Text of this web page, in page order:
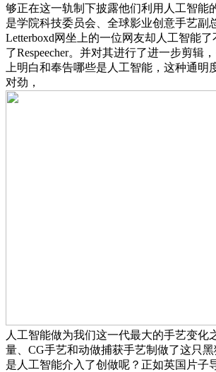
够正在这一轨制下披露他们利用人工智能
是学院科技委员会、全球影业创意手艺副
Letterboxd网坐上的一位网友却人工智能了
了Respeecher。并对其进行了进一步剪辑
上明白和奉告哪些是人工智能，这种通明
对劲，
人工智能做为我们这一代最大的手艺变化
量、CG手艺和动做捕获手艺制做了这只
是人工智能介入了创做呢？正如英国片子